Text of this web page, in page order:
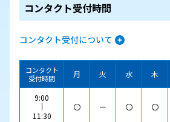
コンタクト受付時間
コンタクト受付について
コンタクト
受付時間
月 火 水 木
9:00
11:30
〇 ー 〇 〇